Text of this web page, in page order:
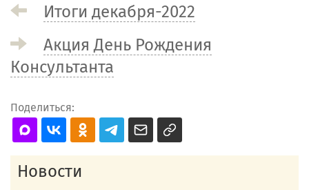
Итоги декабря-2022
Акция День Рождения
Консультанта
Поделиться:
Новости